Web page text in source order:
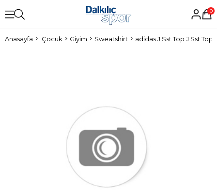
0
Anasayfa Çocuk Giyim Sweatshirt adidas J Sst Top J Sst